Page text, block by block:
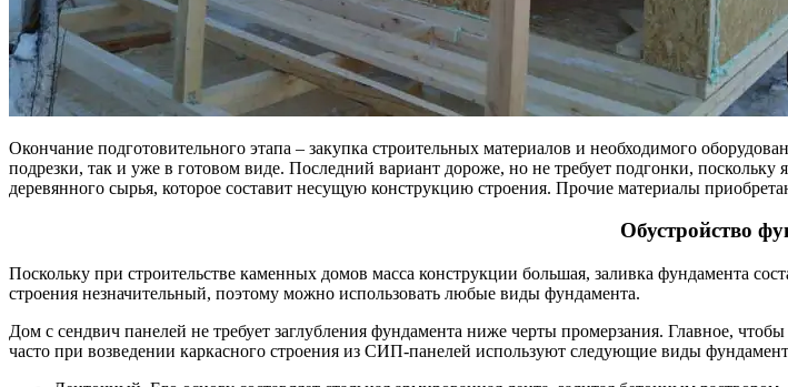
Окончание подготовительного этапа – закупка строительных материалов и необходимого
подрезки, так и уже в готовом виде. Последний вариант дороже, но не требует подгонки,
деревянного сырья, которое составит несущую конструкцию строения. Прочие материалы
Обустройство
Поскольку при строительстве каменных домов масса конструкции большая, заливка фундамента
строения незначительный, поэтому можно использовать любые виды фундамента.
Дом с сендвич панелей не требует заглубления фундамента ниже черты промерзания. Главное,
часто при возведении каркасного строения из СИП-панелей используют следующие виды